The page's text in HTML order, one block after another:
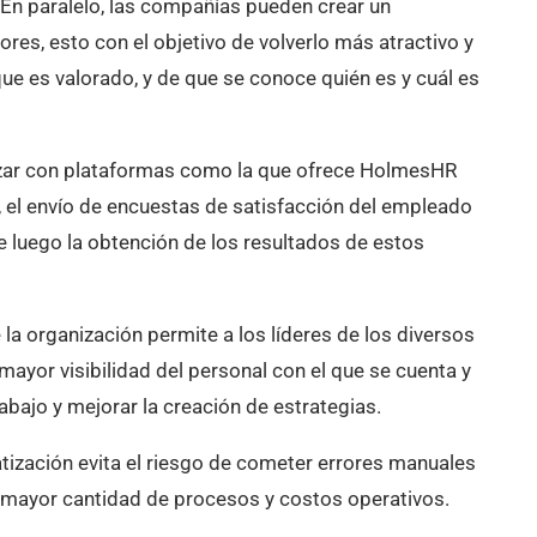
paralelo, las compañías pueden crear un
esto con el objetivo de volverlo más atractivo y
es valorado, y de que se conoce quién es y cuál es
con plataformas como la que ofrece HolmesHR
envío de encuestas de satisfacción del empleado
luego la obtención de los resultados de estos
organización permite a los líderes de los diversos
visibilidad del personal con el que se cuenta y
y mejorar la creación de estrategias.
evita el riesgo de cometer errores manuales
cantidad de procesos y costos operativos.